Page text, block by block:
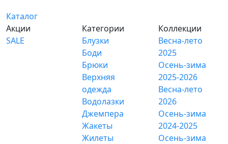
Каталог
Акции
SALE
Категории
Блузки
Боди
Брюки
Верхняя
одежда
Водолазки
Джемпера
Жакеты
Жилеты
Коллекции
Весна-лето
2025
Осень-зима
2025-2026
Весна-лето
2026
Осень-зима
2024-2025
Осень-зима